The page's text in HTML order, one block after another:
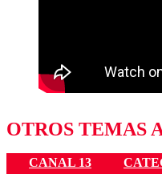
OTROS TEMAS
CANAL 13